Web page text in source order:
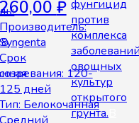
₽
Производитель:
Срок
120-
125 дней
Белокочанная
фунгицид
против
комплекса
овощных
культур
открытого
грунта.